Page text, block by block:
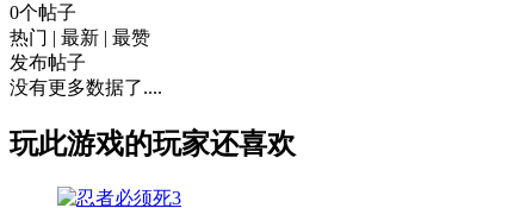
0个帖子
热门 | 最新 | 最赞
发布帖子
没有更多数据了....
玩此游戏的玩家还喜欢